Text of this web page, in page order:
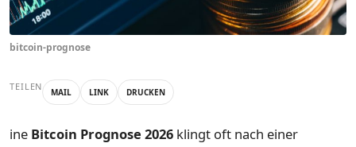
bitcoin-prognose
TEILEN MAIL LINK DRUCKEN
ine Bitcoin Prognose 2026 klingt oft nach einer